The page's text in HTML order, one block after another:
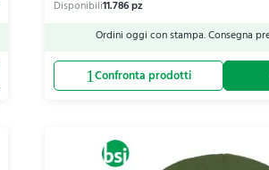
Ordini oggi con stampa. Consegna